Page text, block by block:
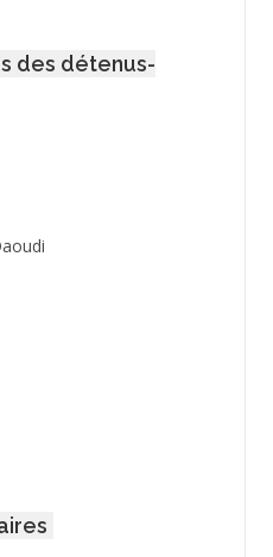
des détenus-